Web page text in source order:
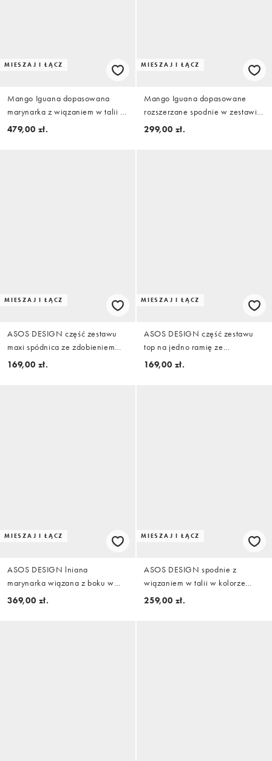
MIESZAJ I ŁĄCZ
Mango Iguana dopasowana
marynarka z wiązaniem w talii w
kolorze bordowym, część
479,00 zł.
MIESZAJ I ŁĄCZ
Mango Iguana dopasowane
rozszerzane spodnie w zestawie
w kolorze bordowym
299,00 zł.
MIESZAJ I ŁĄCZ
ASOS DESIGN część zestawu
maxi spódnica ze zdobieniem
metalowym w kolorze różowym
169,00 zł.
MIESZAJ I ŁĄCZ
ASOS DESIGN część zestawu
top na jedno ramię ze
zdobieniem wycięciem w kolorze
169,00 zł.
MIESZAJ I ŁĄCZ
ASOS DESIGN lniana
marynarka wiązana z boku w
kolorze czekoladowym, część
369,00 zł.
MIESZAJ I ŁĄCZ
ASOS DESIGN spodnie z
wiązaniem w talii w kolorze
czekoladowym, część zestawu
259,00 zł.